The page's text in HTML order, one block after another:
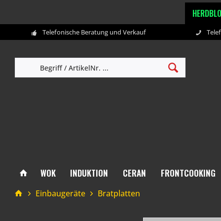
Telefonische Beratung und Verkauf
WOK INDUKTION CERAN FRONTCOOKING
Einbaugeräte Bratplatten